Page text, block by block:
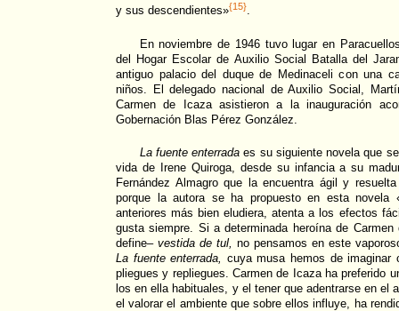
y sus descendientes»{15}.
En noviembre de 1946 tuvo lugar en
del Hogar Escolar de Auxilio Social Batalla del
antiguo palacio del duque de Medinaceli con una
niños. El delegado nacional de Auxilio Social,
Carmen de Icaza asistieron a la inauguración
Gobernación Blas Pérez González.
La fuente enterrada es su siguiente novela que
vida de Irene Quiroga, desde su infancia a su
Fernández Almagro que la encuentra ágil y
porque la autora se ha propuesto en esta novela
anteriores más bien eludiera, atenta a los efectos
gusta siempre. Si a determinada heroína de
define– vestida de tul, no pensamos en este
La fuente enterrada,
cuya musa hemos de
pliegues y repliegues. Carmen de Icaza ha preferido
los en ella habituales, y el tener que adentrarse en el
el valorar el ambiente que sobre ellos influye, ha